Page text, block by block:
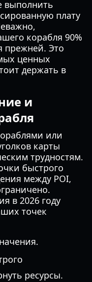
выполнить
плату
корабля 90%
прежней. Это
ценных
держать в
и
или
карты
трудностям.
быстрого
между POI,
в 2026 году
точек
ресурсы.